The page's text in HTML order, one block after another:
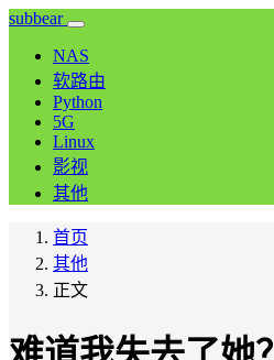
subbear
NAS
软路由
Python
5G
Linux
影视
其他
首页
其他
正文